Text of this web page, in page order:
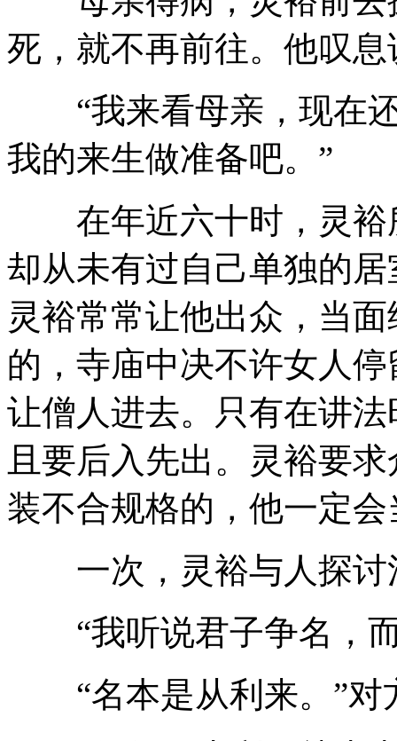
死，就不再前往。他叹息
“我来看母亲，现在还
我的来生做准备吧。”
在年近六十时，灵裕
却从未有过自己单独的
灵裕常常让他出众，当
的，寺庙中决不许女人
让僧人进去。只有在讲
且要后入先出。灵裕要
装不合规格的，他一定
一次，灵裕与人探讨
“我听说君子争名，而
“名本是从利来。”对